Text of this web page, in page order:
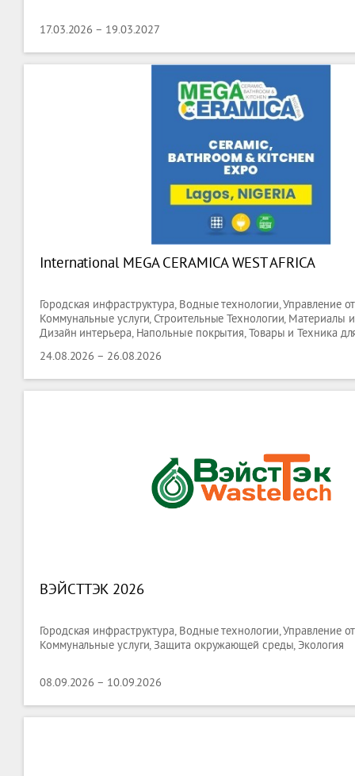
17.03.2026 – 19.03.2027
International MEGA CERAMICA WEST AFRICA
Городская инфраструктура, Водные технологии, Управление
Коммунальные услуги, Строительные Технологии, Материалы
Дизайн интерьера, Напольные покрытия, Товары и Техника
24.08.2026 – 26.08.2026
ВЭЙСТТЭК 2026
Городская инфраструктура, Водные технологии, Управление
Коммунальные услуги, Защита окружающей среды, Экология
08.09.2026 – 10.09.2026